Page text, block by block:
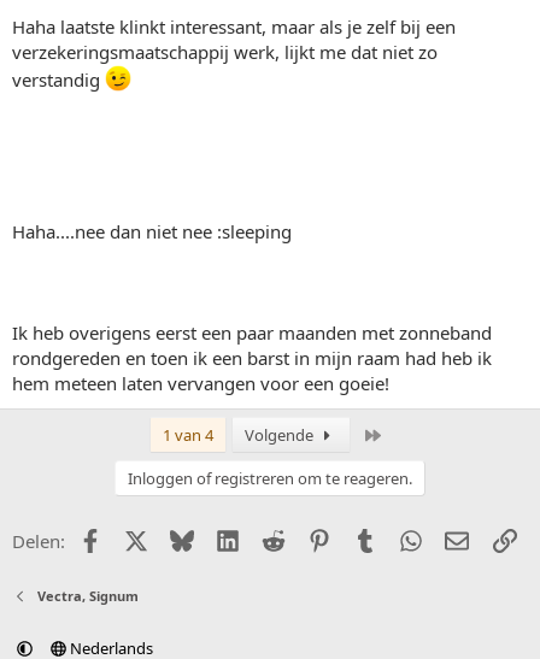
Haha laatste klinkt interessant, maar als je zelf bij een
verzekeringsmaatschappij werk, lijkt me dat niet zo
verstandig
Haha....nee dan niet nee :sleeping
Ik heb overigens eerst een paar maanden met zonneband
rondgereden en toen ik een barst in mijn raam had heb ik
hem meteen laten vervangen voor een goeie!
1 van 4 Volgende
Inloggen of registreren om te reageren.
Delen: FacebookX (Twitter)
BlueskyLinkedIn
Reddit PinterestTumblr WhatsApp
E-mail
Vectra, Signum
Nederlands